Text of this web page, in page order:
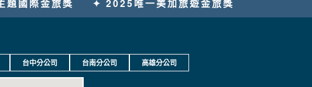
✦ 2025唯一美加旅遊金旅獎
台中分公司 台南分公司 高雄分公司